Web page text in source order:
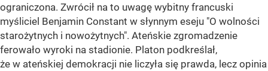
ograniczona. Zwrócił na to uwagę wybitny francuski
myśliciel Benjamin Constant w słynnym eseju "O wolności
starożytnych i nowożytnych". Ateńskie zgromadzenie
ferowało wyroki na stadionie. Platon podkreślał,
że w ateńskiej demokracji nie liczyła się prawda, lecz opinia